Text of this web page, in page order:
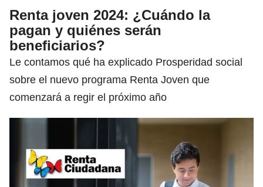
Renta joven 2024: ¿Cuándo la
pagan y quiénes serán
beneficiarios?
Le contamos qué ha explicado Prosperidad social
sobre el nuevo programa Renta Joven que
comenzará a regir el próximo año